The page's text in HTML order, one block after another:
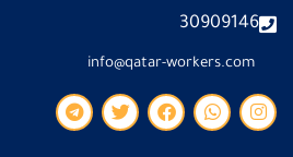
30909146
info@qatar-workers.com
I
n
W
h
F
a
T
w
T
e